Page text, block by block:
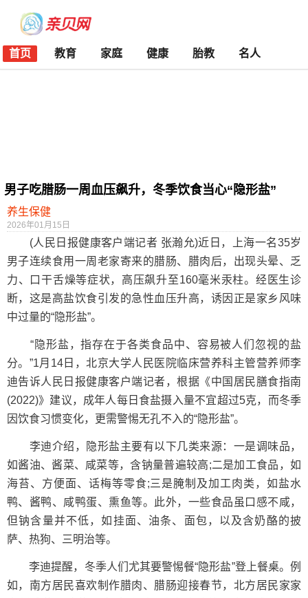
首页 教育 家庭 健康 胎教 名人
男子吃腊肠一周血压飙升，冬季饮食当心“隐形盐”
养生保健
2026年01月15日
(人民日报健康客户端记者 张瀚允)近日，上海一名35岁
男子连续食用一周老家寄来的腊肠、腊肉后，出现头晕、乏
力、口干舌燥等症状，高压飙升至160毫米汞柱。经医生诊
断，这是高盐饮食引发的急性血压升高，诱因正是家乡风味
中过量的“隐形盐”。
“隐形盐，指存在于各类食品中、容易被人们忽视的盐
分。”1月14日，北京大学人民医院临床营养科主管营养师李
迪告诉人民日报健康客户端记者，根据《中国居民膳食指南
(2022)》建议，成年人每日食盐摄入量不宜超过5克，而冬季
因饮食习惯变化，更需警惕无孔不入的“隐形盐”。
李迪介绍，隐形盐主要有以下几类来源：一是调味品，
如酱油、酱菜、咸菜等，含钠量普遍较高;二是加工食品，如
海苔、方便面、话梅等零食;三是腌制及加工肉类，如盐水
鸭、酱鸭、咸鸭蛋、熏鱼等。此外，一些食品虽口感不咸，
但钠含量并不低，如挂面、油条、面包，以及含奶酪的披
萨、热狗、三明治等。
李迪提醒，冬季人们尤其要警惕餐“隐形盐”登上餐桌。例
如，南方居民喜欢制作腊肉、腊肠迎接春节，北方居民家家